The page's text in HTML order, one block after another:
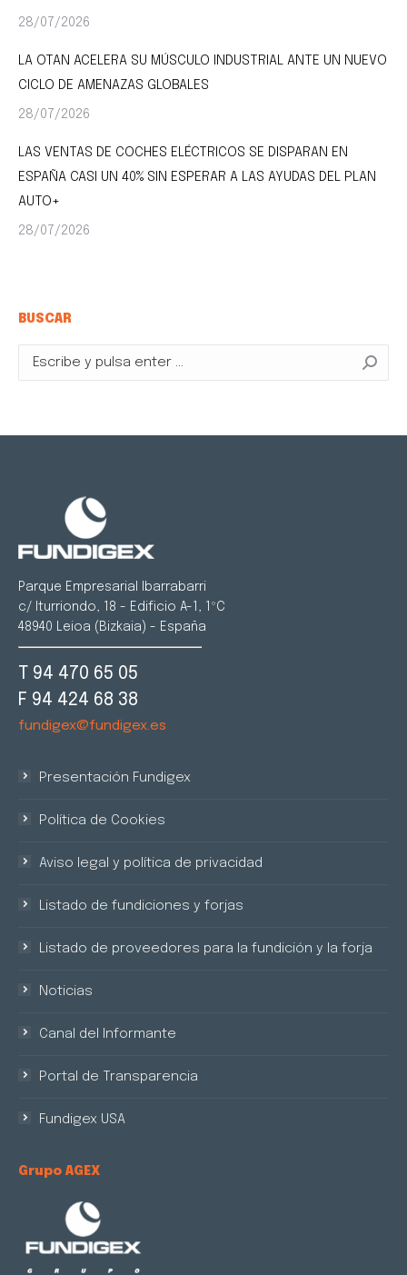
28/07/2026
LA OTAN ACELERA SU MÚSCULO INDUSTRIAL ANTE UN NUEVO
CICLO DE AMENAZAS GLOBALES
28/07/2026
LAS VENTAS DE COCHES ELÉCTRICOS SE DISPARAN EN
ESPAÑA CASI UN 40% SIN ESPERAR A LAS AYUDAS DEL PLAN
AUTO+
28/07/2026
BUSCAR
Buscar:
Parque Empresarial Ibarrabarri
c/ Iturriondo, 18 - Edificio A-1, 1ºC
48940 Leioa (Bizkaia) - España
T 94 470 65 05
F 94 424 68 38
fundigex@fundigex.es
Presentación Fundigex
Política de Cookies
Aviso legal y política de privacidad
Listado de fundiciones y forjas
Listado de proveedores para la fundición y la forja
Noticias
Canal del Informante
Portal de Transparencia
Fundigex USA
Grupo AGEX